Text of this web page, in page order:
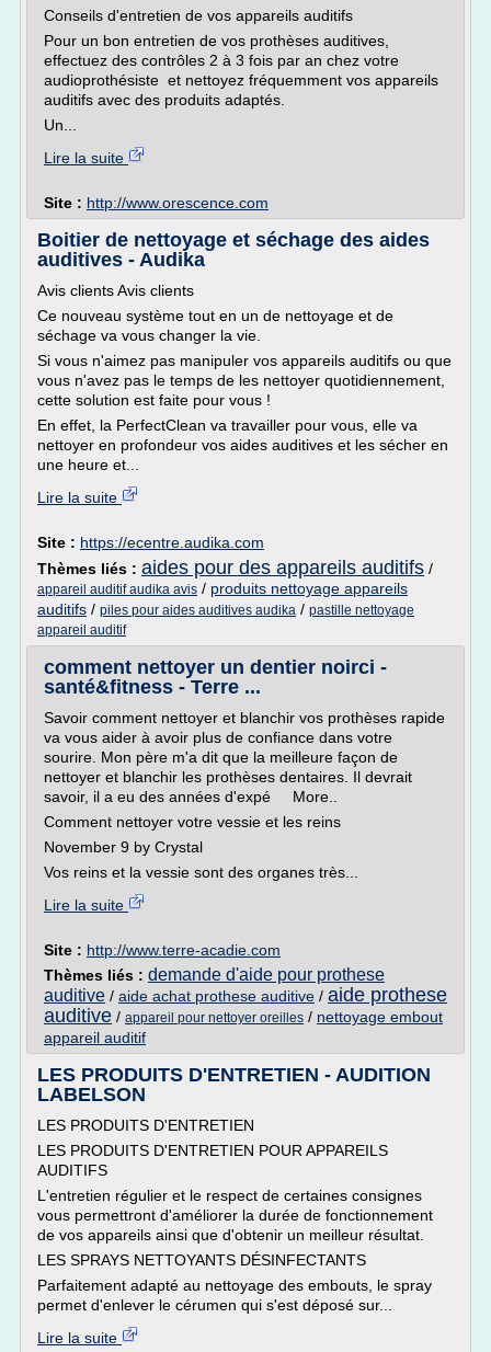
Conseils d'entretien de vos appareils auditifs
Pour un bon entretien de vos prothèses auditives,
effectuez des contrôles 2 à 3 fois par an chez votre
audioprothésiste et nettoyez fréquemment vos appareils
auditifs avec des produits adaptés.
Un...
Lire la suite
Site : http://www.orescence.com
Boitier de nettoyage et séchage des aides
auditives - Audika
Avis clients Avis clients
Ce nouveau système tout en un de nettoyage et de
séchage va vous changer la vie.
Si vous n'aimez pas manipuler vos appareils auditifs ou que
vous n'avez pas le temps de les nettoyer quotidiennement,
cette solution est faite pour vous !
En effet, la PerfectClean va travailler pour vous, elle va
nettoyer en profondeur vos aides auditives et les sécher en
une heure et...
Lire la suite
Site : https://ecentre.audika.com
Thèmes liés : aides pour des appareils auditifs /
appareil auditif audika avis / produits nettoyage appareils
auditifs / piles pour aides auditives audika / pastille nettoyage
appareil auditif
comment nettoyer un dentier noirci -
santé&fitness - Terre ...
Savoir comment nettoyer et blanchir vos prothèses rapide
va vous aider à avoir plus de confiance dans votre
sourire. Mon père m'a dit que la meilleure façon de
nettoyer et blanchir les prothèses dentaires. Il devrait
savoir, il a eu des années d'expé More..
Comment nettoyer votre vessie et les reins
November 9 by Crystal
Vos reins et la vessie sont des organes très...
Lire la suite
Site : http://www.terre-acadie.com
Thèmes liés : demande d'aide pour prothese
auditive / aide achat prothese auditive / aide prothese
auditive / appareil pour nettoyer oreilles / nettoyage embout
appareil auditif
LES PRODUITS D'ENTRETIEN - AUDITION
LABELSON
LES PRODUITS D'ENTRETIEN
LES PRODUITS D'ENTRETIEN POUR APPAREILS
AUDITIFS
L'entretien régulier et le respect de certaines consignes
vous permettront d'améliorer la durée de fonctionnement
de vos appareils ainsi que d'obtenir un meilleur résultat.
LES SPRAYS NETTOYANTS DÉSINFECTANTS
Parfaitement adapté au nettoyage des embouts, le spray
permet d'enlever le cérumen qui s'est déposé sur...
Lire la suite